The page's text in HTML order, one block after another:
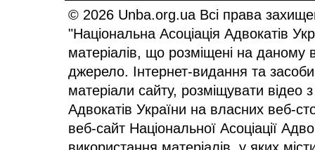
© 2026 Unba.org.ua Всі права
"Національна Асоціація Адвокатів
матеріалів, що розміщені на даному
джерело. Інтернет-видання та
матеріали сайту, розміщувати відео
Адвокатів України на власних веб-
веб-сайт Національної Асоціації